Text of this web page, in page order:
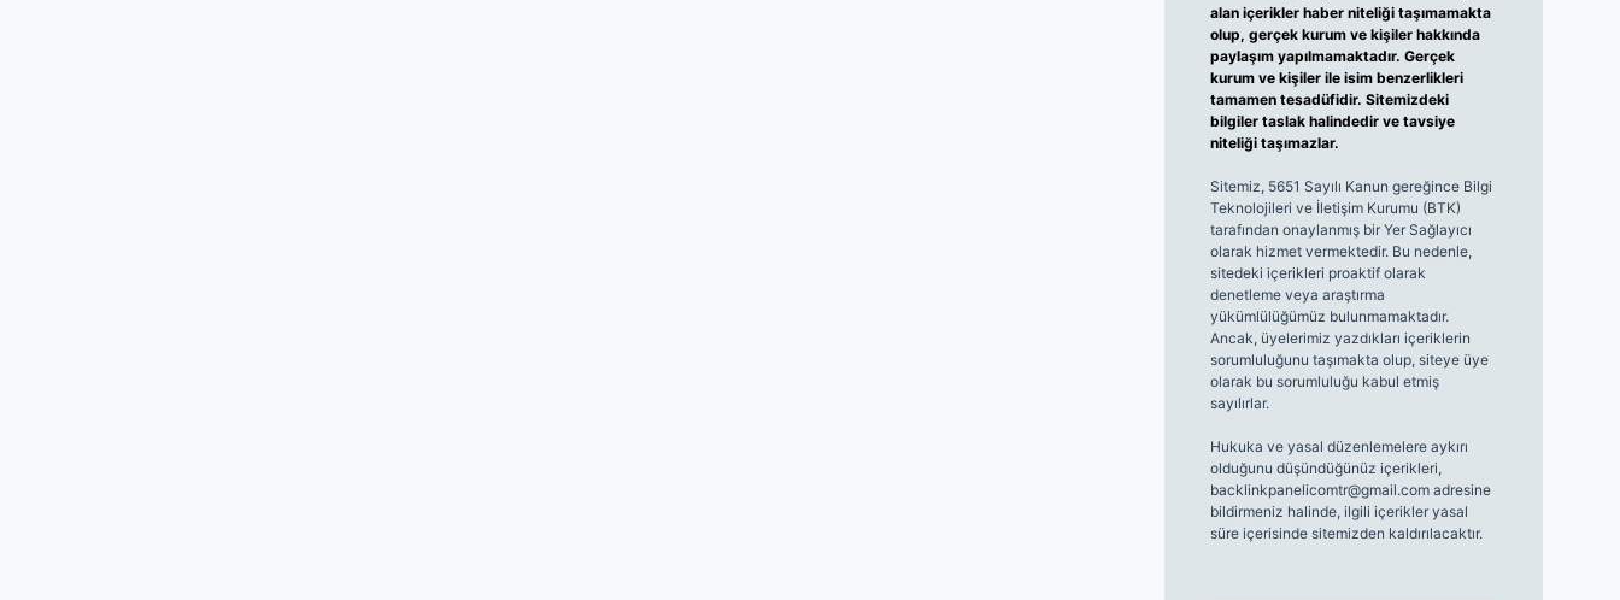
alan içerikler haber niteliği taşımamakta
olup, gerçek kurum ve kişiler hakkında
paylaşım yapılmamaktadır. Gerçek
kurum ve kişiler ile isim benzerlikleri
tamamen tesadüfidir. Sitemizdeki
bilgiler taslak halindedir ve tavsiye
niteliği taşımazlar.
Sitemiz, 5651 Sayılı Kanun gereğince Bilgi
Teknolojileri ve İletişim Kurumu (BTK)
tarafından onaylanmış bir Yer Sağlayıcı
olarak hizmet vermektedir. Bu nedenle,
sitedeki içerikleri proaktif olarak
denetleme veya araştırma
yükümlülüğümüz bulunmamaktadır.
Ancak, üyelerimiz yazdıkları içeriklerin
sorumluluğunu taşımakta olup, siteye üye
olarak bu sorumluluğu kabul etmiş
sayılırlar.
Hukuka ve yasal düzenlemelere aykırı
olduğunu düşündüğünüz içerikleri,
backlinkpanelicomtr@gmail.comadresine
bildirmeniz halinde, ilgili içerikler yasal
süre içerisinde sitemizden kaldırılacaktır.